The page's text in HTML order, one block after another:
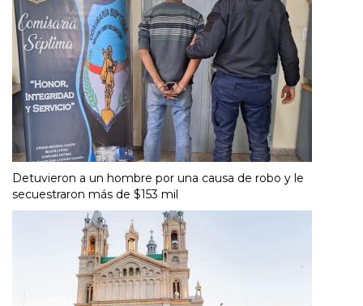
Detuvieron a un hombre por una causa de robo y le
secuestraron más de $153 mil